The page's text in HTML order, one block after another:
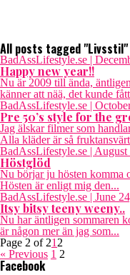
All posts tagged "Livsstil"
BadAssLifestyle.se |
Happy new year!!
Nu är 2009 till ända,
känner att nää, det kunde
BadAssLifestyle.se |
Pre 50’s style for the
Jag älskar filmer som
Alla kläder är så
BadAssLifestyle.se |
Höstglöd
Nu börjar ju hösten komma
Hösten är enligt mig den...
BadAssLifestyle.se | June
Itsy bitsy teeny weeny..
Nu har äntligen sommaren
är någon mer än jag som...
Page 2 of 21 2
« Previous 1 2
Facebook